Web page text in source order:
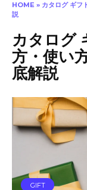
HOME » カタログ ギフ
説
カタログ
方・使い
底解説
GIFT